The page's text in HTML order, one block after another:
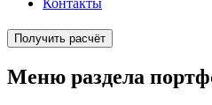
Контакты
Получить расчёт
Меню раздела